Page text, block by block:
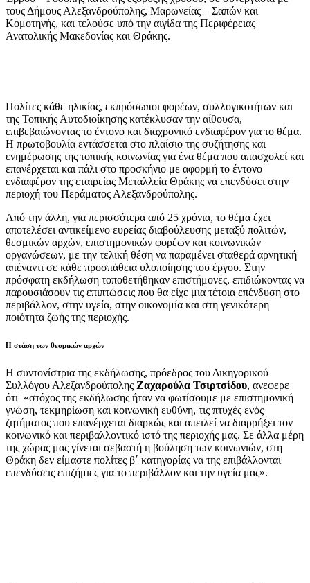
τους Δήμους Αλεξανδρούπολης, Μαρωνείας – Σαπών και
Κομοτηνής, και τελούσε υπό την αιγίδα της Περιφέρειας
Ανατολικής Μακεδονίας και Θράκης.
Πολίτες κάθε ηλικίας, εκπρόσωποι φορέων, συλλογικοτήτων και
της Τοπικής Αυτοδιοίκησης κατέκλυσαν την αίθουσα,
επιβεβαιώνοντας το έντονο και διαχρονικό ενδιαφέρον για το θέμα.
Η πρωτοβουλία εντάσσεται στο πλαίσιο της συζήτησης και
ενημέρωσης της τοπικής κοινωνίας για ένα θέμα που απασχολεί και
επανέρχεται και πάλι στο προσκήνιο με αφορμή το έντονο
ενδιαφέρον της εταιρείας Μεταλλεία Θράκης να επενδύσει στην
περιοχή του Περάματος Αλεξανδρούπολης.
Από την άλλη, για περισσότερα από 25 χρόνια, το θέμα έχει
αποτελέσει αντικείμενο ευρείας διαβούλευσης μεταξύ πολιτών,
θεσμικών αρχών, επιστημονικών φορέων και κοινωνικών
οργανώσεων, με την τελική θέση να παραμένει σταθερά αρνητική
απέναντι σε κάθε προσπάθεια υλοποίησης του έργου. Στην
πρόσφατη εκδήλωση τοποθετήθηκαν επιστήμονες, επιδιώκοντας να
παρουσιάσουν τις επιπτώσεις που θα είχε μια τέτοια επένδυση στο
περιβάλλον, στην υγεία, στην οικονομία και στη γενικότερη
ποιότητα ζωής της περιοχής.
Η στάση των θεσμικών αρχών
Η συντονίστρια της εκδήλωσης, πρόεδρος του Δικηγορικού
Συλλόγου Αλεξανδρούπολης Ζαχαρούλα Τσιρτσίδου, ανεφερε
ότι «στόχος της εκδήλωσης ήταν να φωτίσουμε με επιστημονική
γνώση, τεκμηρίωση και κοινωνική ευθύνη, τις πτυχές ενός
ζητήματος που επανέρχεται διαρκώς και απειλεί να διαρρήξει τον
κοινωνικό και περιβαλλοντικό ιστό της περιοχής μας. Σε άλλα μέρη
της χώρας μας γίνεται σεβαστή η βούληση των κοινωνιών, στη
Θράκη δεν είμαστε πολίτες β΄ κατηγορίας να της επιβάλλονται
επενδύσεις επιζήμιες για το περιβάλλον και την υγεία μας».